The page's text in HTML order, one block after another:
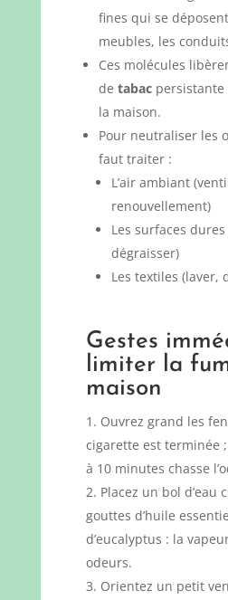
fines qui se
meubles, les
Ces molécules
de tabacpersistante
la maison.
Pour neutraliser les
faut traiter :
L’air ambiant
renouvellement)
Les surfaces
dégraisser)
Les textiles (laver,
Gestes
limiter la
maison
Ouvrez grand les
cigarette est terminée
à 10 minutes chasse
Placez un bol d’eau
gouttes d’huile
d’eucalyptus : la
odeurs.
Orientez un petit